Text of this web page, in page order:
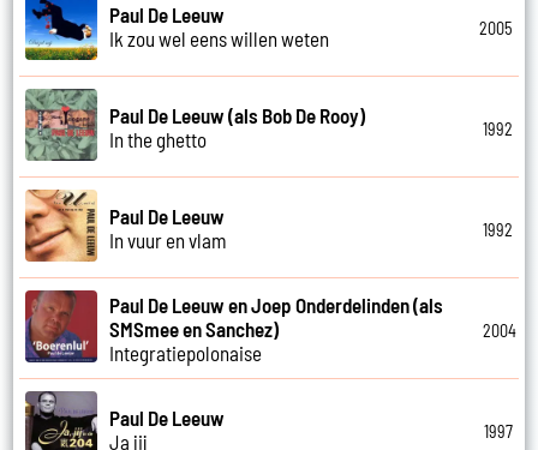
Paul De Leeuw
Ik zou wel eens willen weten
2005
Paul De Leeuw (als Bob De Rooy)
In the ghetto
1992
Paul De Leeuw
In vuur en vlam
1992
Paul De Leeuw en Joep Onderdelinden (als
SMSmee en Sanchez)
Integratiepolonaise
2004
Paul De Leeuw
Ja jij
1997